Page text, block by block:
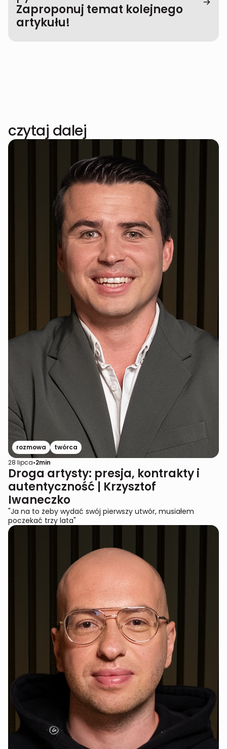
Zaproponuj temat kolejnego
artykułu!
czytaj dalej
rozmowa
twórca
28 lipca•2min
Droga artysty: presja, kontrakty i
autentyczność | Krzysztof
Iwaneczko
"Ja na to żeby wydać swój pierwszy utwór, musiałem
poczekać trzy lata"